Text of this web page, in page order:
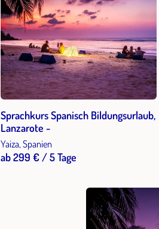
Sprachkurs Spanisch Bildungsurlaub,
Lanzarote -
Yaiza, Spanien
ab 299 € / 5 Tage